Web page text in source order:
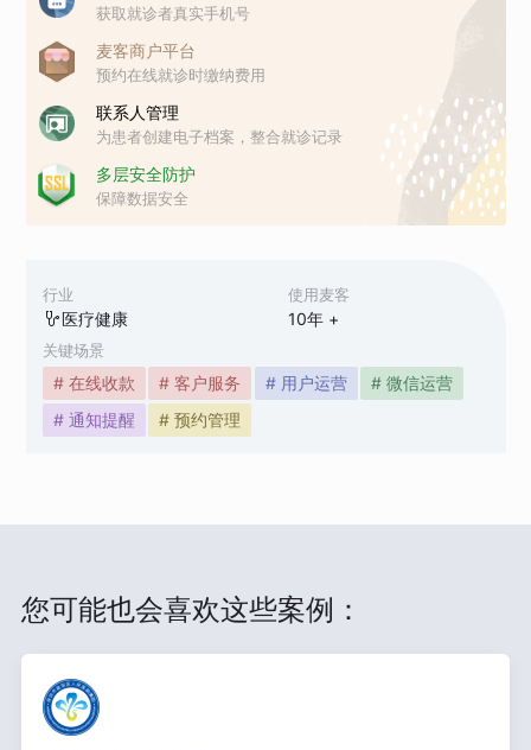
行业
医疗健康
使用麦客
10年 +
关键场景
# 在线收款 # 客户服务 # 用户运营
# 微信运营
# 通知提醒
# 预约管理
获取就诊者真实手机号
麦客商户平台
预约在线就诊时缴纳费用
联系人管理
为患者创建电子档案，整合就诊记录
多层安全防护
保障数据安全
您可能也会喜欢这些案例：